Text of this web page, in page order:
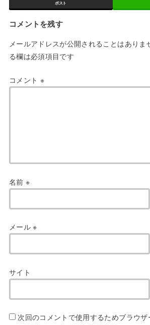
ポスト
コメントを残す
メールアドレスが公開されることはありま
る欄は必須項目です
コメント ※
名前 ※
メール※
サイト
次回のコメントで使用するためブラウ